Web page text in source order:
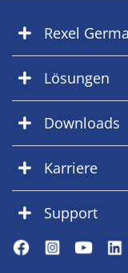
Rexel
Lösungen
Downloads
Karriere
Support